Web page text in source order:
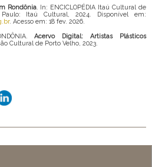
Rondônia. In: ENCICLOPÉDIA Itaú Cultural de
Itaú Cultural, 2024. Disponível em:
. Acesso em: 18 fev. 2026.
Acervo Digital: Artistas Plásticos
Cultural de Porto Velho, 2023.